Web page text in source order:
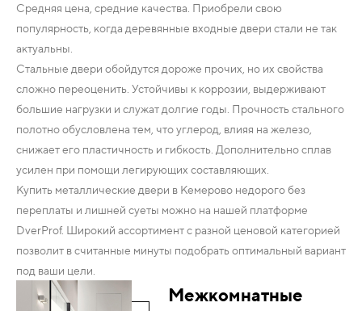
Средняя цена, средние качества. Приобрели свою
популярность, когда деревянные входные двери стали не так
актуальны.
Стальные двери обойдутся дороже прочих, но их свойства
сложно переоценить. Устойчивы к коррозии, выдерживают
большие нагрузки и служат долгие годы. Прочность стального
полотно обусловлена тем, что углерод, влияя на железо,
снижает его пластичность и гибкость. Дополнительно сплав
усилен при помощи легирующих составляющих.
Купить металлические двери в Кемерово недорого без
переплаты и лишней суеты можно на нашей платформе
DverProf. Широкий ассортимент с разной ценовой категорией
позволит в считанные минуты подобрать оптимальный вариант
под ваши цели.
Межкомнатные